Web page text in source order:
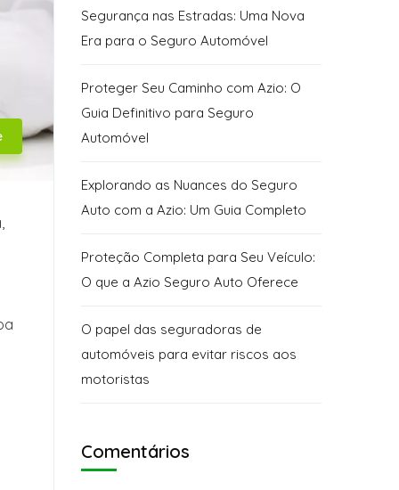
Segurança nas Estradas: Uma Nova
Era para o Seguro Automóvel
Proteger Seu Caminho com Azio: O
Guia Definitivo para Seguro
Automóvel
Explorando as Nuances do Seguro
Auto com a Azio: Um Guia Completo
Proteção Completa para Seu Veículo:
O que a Azio Seguro Auto Oferece
O papel das seguradoras de
automóveis para evitar riscos aos
motoristas
Comentários